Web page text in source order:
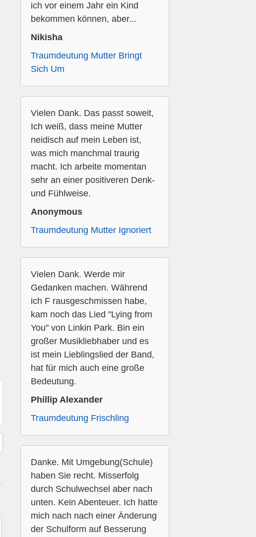
ich vor einem Jahr ein Kind
bekommen können, aber...
Nikisha
Traumdeutung Mutter Bringt
Sich Um
Vielen Dank. Das passt soweit,
Ich weiß, dass meine Mutter
neidisch auf mein Leben ist,
was mich manchmal traurig
macht. Ich arbeite momentan
sehr an einer positiveren Denk-
und Fühlweise.
Anonymous
Traumdeutung Mutter Ignoriert
Vielen Dank. Werde mir
Gedanken machen. Während
ich F rausgeschmissen habe,
kam noch das Lied "Lying from
You" von Linkin Park. Bin ein
großer Musikliebhaber und es
ist mein Lieblingslied der Band,
hat für mich auch eine große
Bedeutung.
Phillip Alexander
Traumdeutung Frischling
Danke. Mit Umgebung(Schule)
haben Sie recht. Misserfolg
durch Schulwechsel aber nach
unten. Kein Abenteuer. Ich hatte
mich nach nach einer Änderung
der Schulform auf Besserung